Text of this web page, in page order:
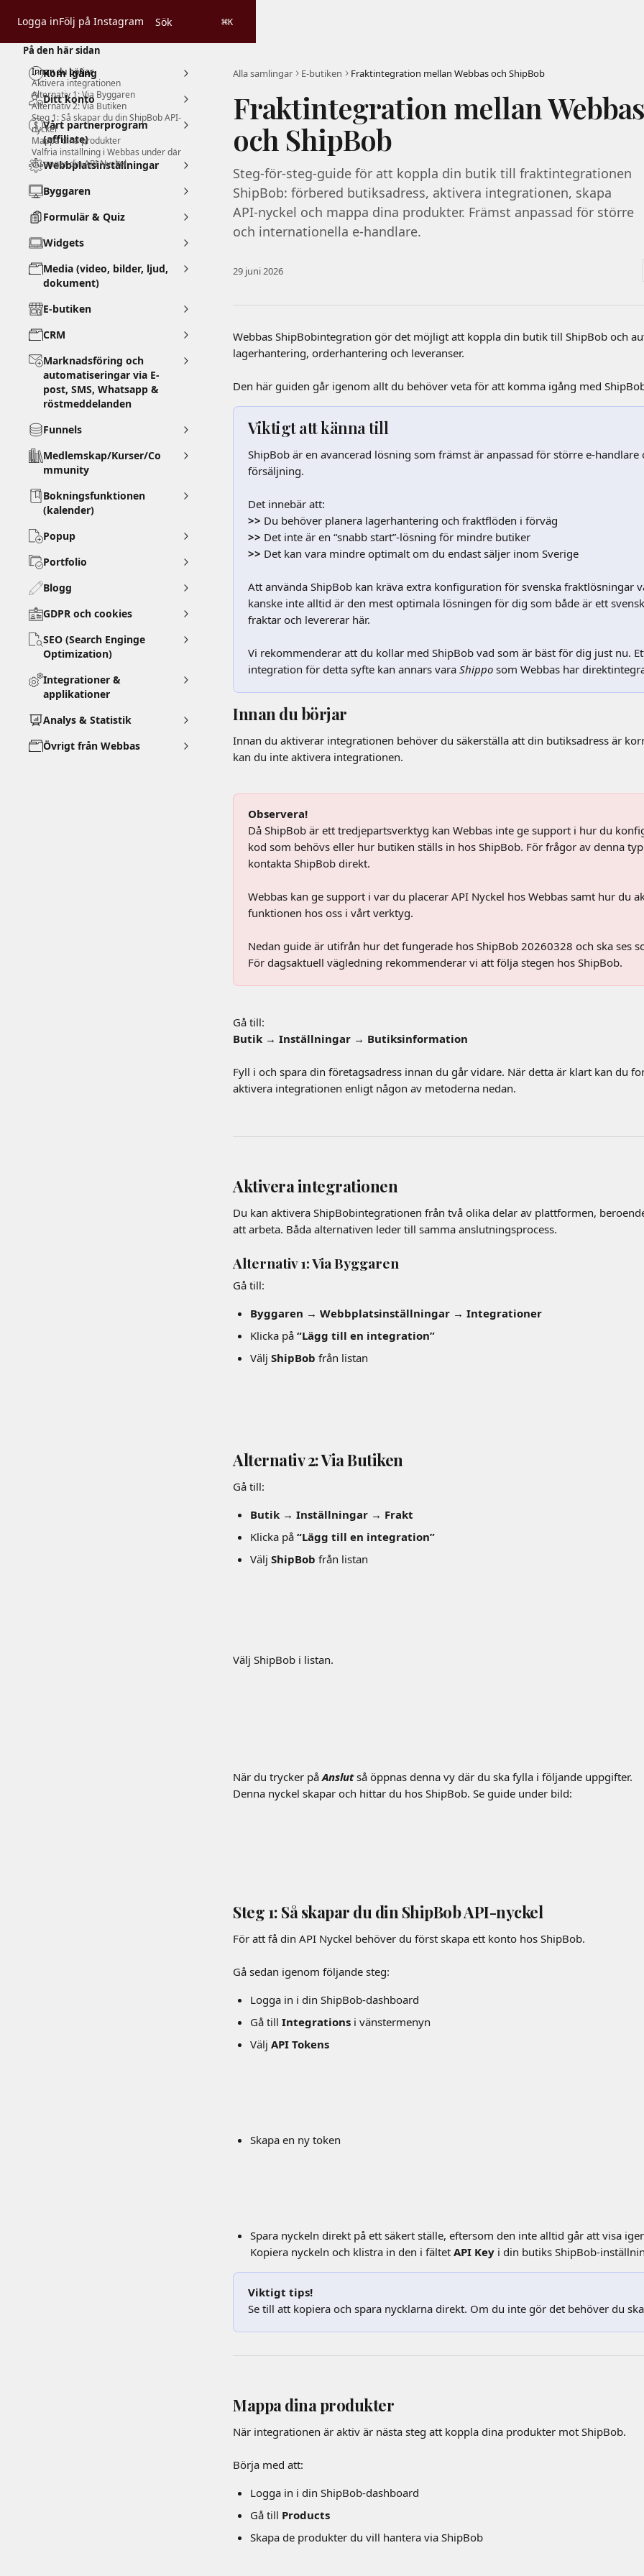
Logga inFölj på Instagram Sök ⌘K
Kom igång
Ditt konto
Vårt partnerprogram
(affiliate)
Webbplatsinställningar
Byggaren
Formulär & Quiz
Widgets
Media (video, bilder, ljud,
dokument)
E-butiken
CRM
Marknadsföring och
automatiseringar via E-
post, SMS, Whatsapp &
röstmeddelanden
Funnels
Medlemskap/Kurser/Co
mmunity
Bokningsfunktionen
(kalender)
Popup
Portfolio
Blogg
GDPR och cookies
SEO (Search Enginge
Optimization)
Integrationer &
applikationer
Analys & Statistik
Övrigt från Webbas
Alla samlingar E-butiken Fraktintegration mellan Webbas och ShipBob
Fraktintegration mellan Webbas
och ShipBob
Steg-för-steg-guide för att koppla din butik till fraktintegrationen
ShipBob: förbered butiksadress, aktivera integrationen, skapa
API-nyckel och mappa dina produkter. Främst anpassad för större
och internationella e-handlare.
29 juni 2026
Webbas ShipBobintegration gör det möjligt att koppla din butik till ShipBob och
lagerhantering, orderhantering och leveranser.
Den här guiden går igenom allt du behöver veta för att komma igång med
Viktigt att känna till
ShipBob är en avancerad lösning som främst är anpassad för större e-
försäljning.
Det innebär att:
>> Du behöver planera lagerhantering och fraktflöden i förväg
>> Det inte är en “snabb start”-lösning för mindre butiker
>> Det kan vara mindre optimalt om du endast säljer inom Sverige
Att använda ShipBob kan kräva extra konfiguration för svenska fraktlösningar
kanske inte alltid är den mest optimala lösningen för dig som både är ett
fraktar och levererar här.
Vi rekommenderar att du kollar med ShipBob vad som är bäst för dig just nu.
integration för detta syfte kan annars vara Shippo som Webbas har
Innan du börjar
Innan du aktiverar integrationen behöver du säkerställa att din butiksadress är
kan du inte aktivera integrationen.
Observera!
Då ShipBob är ett tredjepartsverktyg kan Webbas inte ge support i hur du
kod som behövs eller hur butiken ställs in hos ShipBob. För frågor av denna
kontakta ShipBob direkt.
Webbas kan ge support i var du placerar API Nyckel hos Webbas samt hur du
funktionen hos oss i vårt verktyg.
Nedan guide är utifrån hur det fungerade hos ShipBob 20260328 och ska ses
För dagsaktuell vägledning rekommenderar vi att följa stegen hos ShipBob.
Gå till:
Butik → Inställningar → Butiksinformation
Fyll i och spara din företagsadress innan du går vidare. När detta är klart kan du
aktivera integrationen enligt någon av metoderna nedan.
Aktivera integrationen
Du kan aktivera ShipBobintegrationen från två olika delar av plattformen,
att arbeta. Båda alternativen leder till samma anslutningsprocess.
Alternativ 1: Via Byggaren
Gå till:
Byggaren → Webbplatsinställningar → Integrationer
Klicka på “Lägg till en integration”
Välj ShipBob från listan
Alternativ 2: Via Butiken
Gå till:
Butik → Inställningar → Frakt
Klicka på “Lägg till en integration”
Välj ShipBob från listan
Välj ShipBob i listan.
När du trycker på Anslut så öppnas denna vy där du ska fylla i följande uppgifter.
Denna nyckel skapar och hittar du hos ShipBob. Se guide under bild:
Steg 1: Så skapar du din ShipBob API-nyckel
För att få din API Nyckel behöver du först skapa ett konto hos ShipBob.
Gå sedan igenom följande steg:
Logga in i din ShipBob-dashboard
Gå till Integrations i vänstermenyn
Välj API Tokens
Skapa en ny token
Spara nyckeln direkt på ett säkert ställe, eftersom den inte alltid går att visa
Kopiera nyckeln och klistra in den i fältet API Key i din butiks ShipBob-
Viktigt tips!
Se till att kopiera och spara nycklarna direkt. Om du inte gör det behöver du
Mappa dina produkter
När integrationen är aktiv är nästa steg att koppla dina produkter mot ShipBob.
Börja med att:
Logga in i din ShipBob-dashboard
Gå till Products
Skapa de produkter du vill hantera via ShipBob
På den här sidan
Innan du börjar
Aktivera integrationen
Alternativ 1: Via Byggaren
Alternativ 2: Via Butiken
Steg 1: Så skapar du din ShipBob API-
nyckel
Mappa dina produkter
Valfria inställning i Webbas under där
du anger din API Nyckel